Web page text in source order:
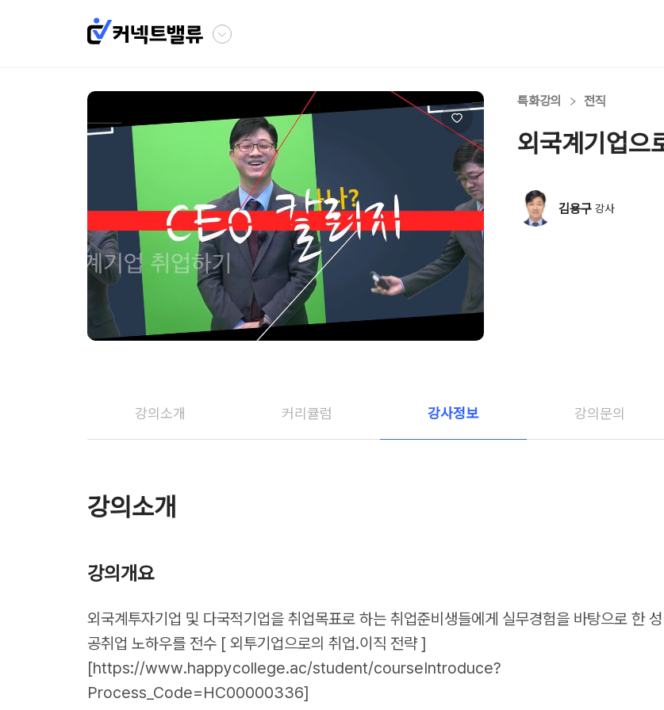
특화강의 전직
외국계기업으
김용구 강사
강의소개 커리큘럼 강사정보 강의문의
강의소개
강의개요
외국계투자기업 및 다국적기업을 취업목표로 하는 취업준비생들에게 실무경험을 바탕으로 한 성
공취업 노하우를 전수 [ 외투기업으로의 취업.이직 전략 ]
[https://www.happycollege.ac/student/courseIntroduce?
Process_Code=HC00000336]